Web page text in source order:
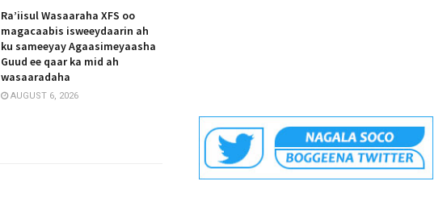
Ra’iisul Wasaaraha XFS oo
magacaabis isweeydaarin ah
ku sameeyay Agaasimeyaasha
Guud ee qaar ka mid ah
wasaaradaha
AUGUST 6, 2026